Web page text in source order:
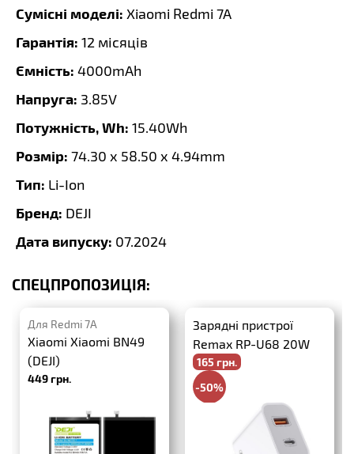
Сумісні моделі: Xiaomi Redmi 7A
Гарантія: 12 місяців
Ємність: 4000mAh
Напруга: 3.85V
Потужність, Wh: 15.40Wh
Розмір: 74.30 x 58.50 x 4.94mm
Тип: Li-Ion
Бренд: DEJI
Дата випуску: 07.2024
СПЕЦПРОПОЗИЦІЯ:
Для Redmi 7A
Xiaomi Xiaomi BN49
(DEJI)
449 грн.
Зарядні пристрої
Remax RP-U68 20W
PD+QC3.0
165 грн.
-50%